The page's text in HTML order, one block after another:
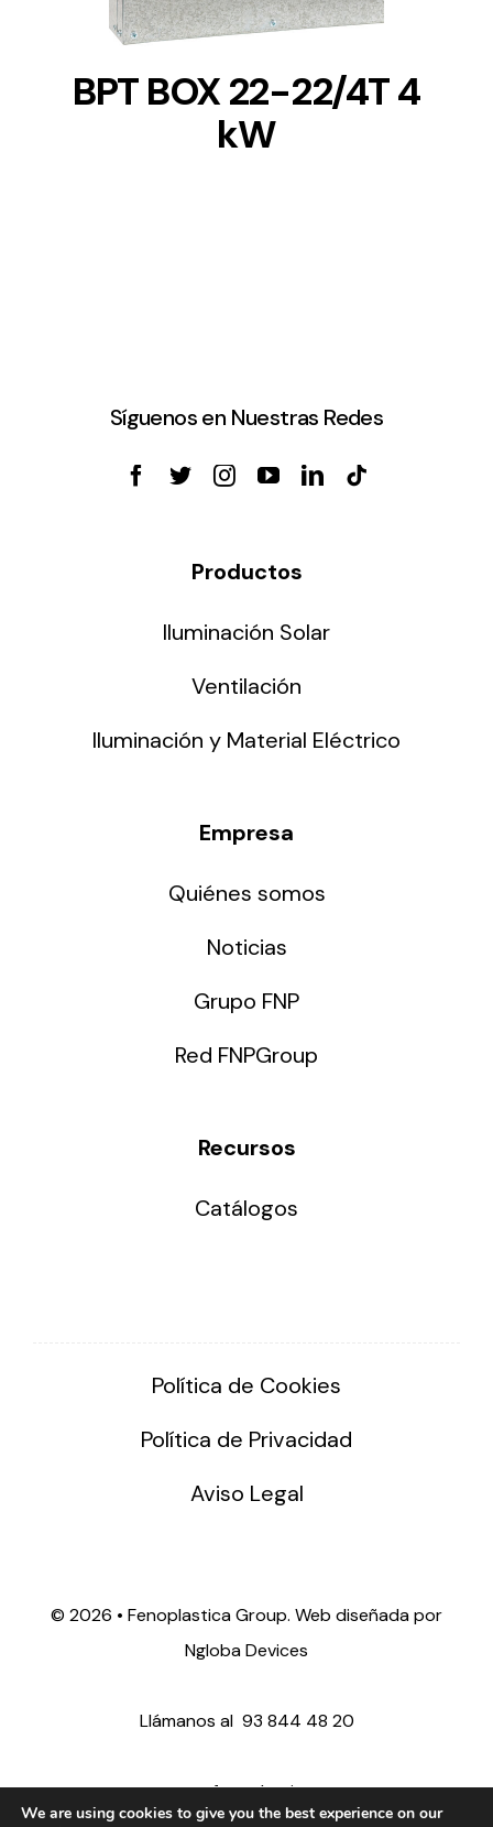
BPT BOX 22-22/4T 4
kW
Síguenos en Nuestras Redes
Productos
Iluminación Solar
Ventilación
Iluminación y Material Eléctrico
Empresa
Quiénes somos
Noticias
Grupo FNP
Red FNPGroup
Recursos
Catálogos
Política de Cookies
Política de Privacidad
Aviso Legal
© 2026 • Fenoplastica Group. Web diseñada por
Ngloba Devices
Llámanos al 93 844 48 20
ventas@fenoplastica.com
We are using cookies to give you the best experience on our